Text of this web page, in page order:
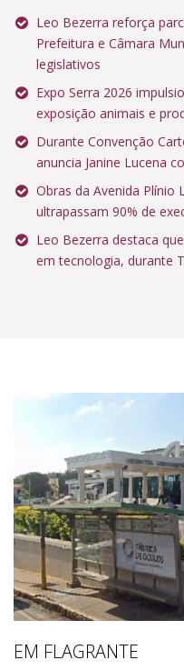
Leo Bezerra reforça
Prefeitura e Câmara
legislativos
Expo Serra 2026
exposição animais e
Durante Convenção
anuncia Janine Lucena
Obras da Avenida Plínio
ultrapassam 90% de
Leo Bezerra destaca
em tecnologia, durante
EM FLAGRANTE